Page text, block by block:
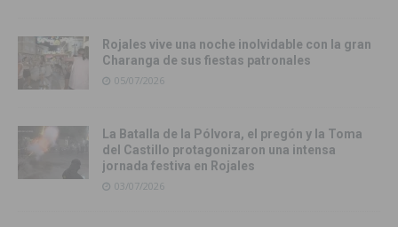
Rojales vive una noche inolvidable con la gran
Charanga de sus fiestas patronales
05/07/2026
La Batalla de la Pólvora, el pregón y la Toma
del Castillo protagonizaron una intensa
jornada festiva en Rojales
03/07/2026